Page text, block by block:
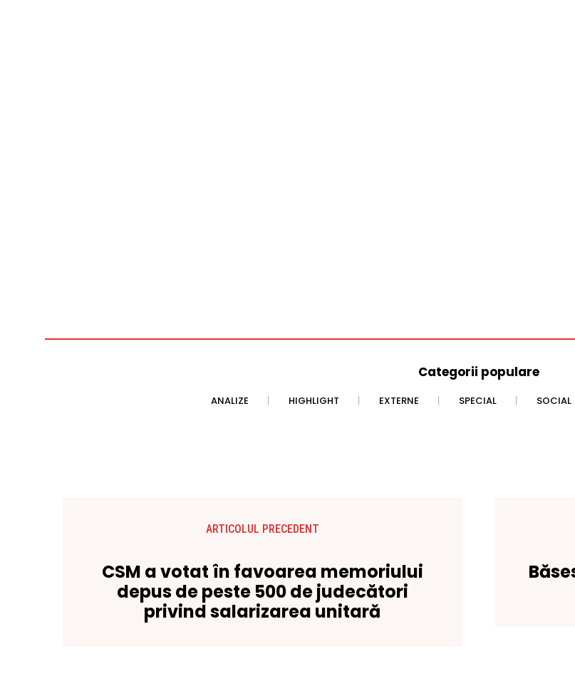
Categorii populare
ANALIZE HIGHLIGHT EXTERNE SPECIAL SOCIAL
ARTICOLUL PRECEDENT
CSM a votat în favoarea memoriului
depus de peste 500 de judecători
privind salarizarea unitară